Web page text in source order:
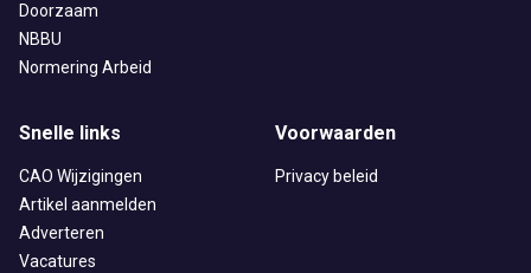
Doorzaam
NBBU
Normering Arbeid
Snelle links
CAO Wijzigingen
Artikel aanmelden
Adverteren
Vacatures
Voorwaarden
Privacy beleid